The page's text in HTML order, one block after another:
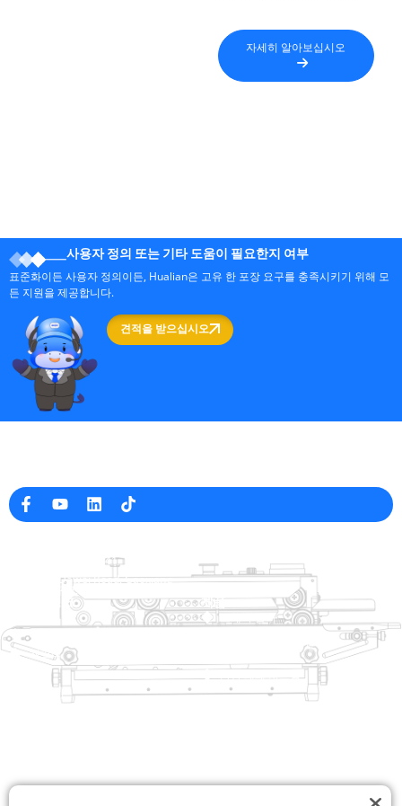
자세히 알아보십시오
사용자 정의 또는 기타 도움이 필요한지 여부
표준화이든 사용자 정의이든, Hualian은 고유 한 포장 요구를 충족시키기 위해 모
든 지원을 제공합니다.
견적을 받으십시오
도움말 링크
제품
해결책
제품
트레이 살러
열적 성형 포장 기계
가방 폐쇄 시스템
상자 실러
+8613738733841
No. 2 Dawei Road, Gaoxiang
산업 구역, Wenzhou, 중국 잔즈 앙